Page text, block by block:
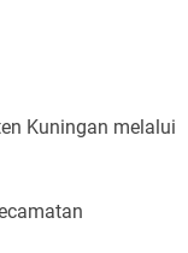
Kuningan melalui